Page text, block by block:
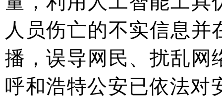
人员伤亡的不实信息
播，误导网民、扰乱网
呼和浩特公安已依法对